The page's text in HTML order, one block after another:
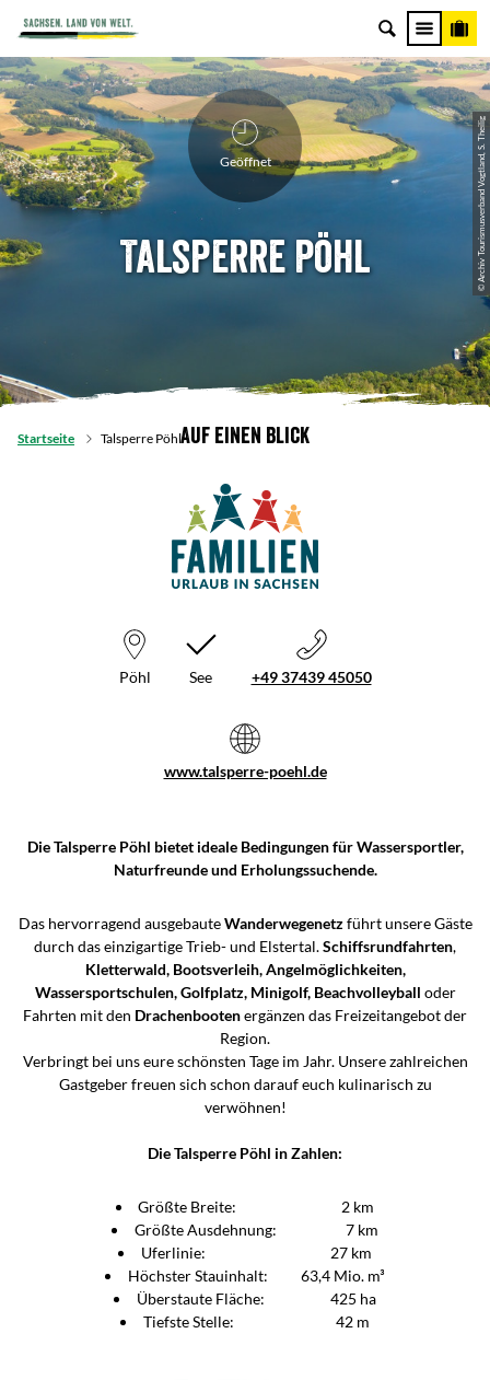
© Archiv Tourismusverband Vogtland, S. Theilig
Geöffnet
Talsperre Pöhl
Startseite Talsperre PöhlAuf einen Blick
Pöhl See +49 37439 45050
www.talsperre-poehl.de
Die Talsperre Pöhl bietet ideale Bedingungen für Wassersportler,
Naturfreunde und Erholungssuchende.
Das hervorragend ausgebauteWanderwegenetzführt unsere Gäste
durch das einzigartige Trieb- und Elstertal.Schiffsrundfahrten,
Kletterwald, Bootsverleih, Angelmöglichkeiten,
Wassersportschulen, Golfplatz, Minigolf, Beachvolleyball oder
Fahrten mit den Drachenbootenergänzen das Freizeitangebot der
Region.
Verbringt bei uns eure schönsten Tage im Jahr. Unsere zahlreichen
Gastgeber freuen sich schon darauf euch kulinarisch zu
verwöhnen!
Die Talsperre Pöhl in Zahlen:
Größte Breite: 2 km
Größte Ausdehnung: 7 km
Uferlinie: 27 km
Höchster Stauinhalt: 63,4 Mio. m³
Überstaute Fläche: 425 ha
Tiefste Stelle: 42 m